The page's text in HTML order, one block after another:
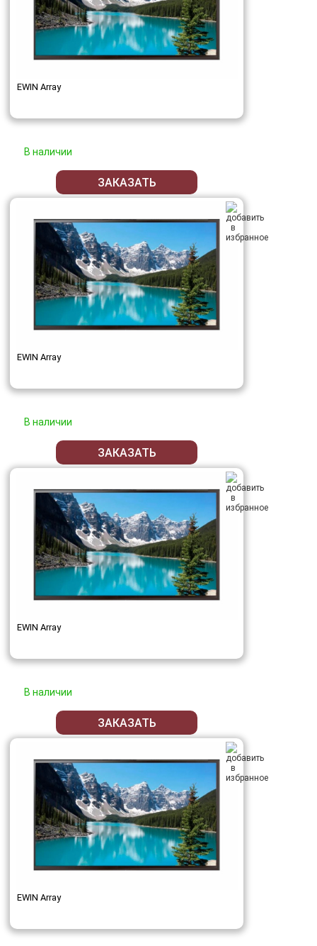
EWIN Array
В наличии
ЗАКАЗАТЬ
EWIN Array
В наличии
ЗАКАЗАТЬ
EWIN Array
В наличии
ЗАКАЗАТЬ
EWIN Array